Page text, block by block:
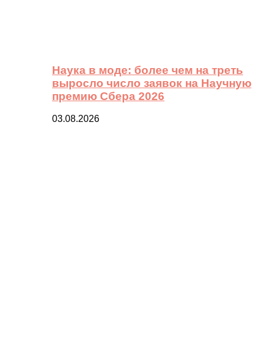
Наука в моде: более чем на треть
выросло число заявок на Научную
премию Сбера 2026
03.08.2026